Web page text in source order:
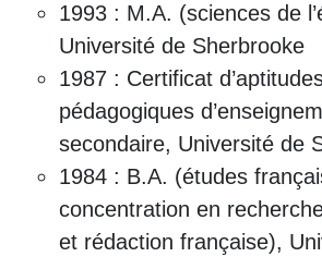
1993 : M.A. (sciences de
Université de Sherbrooke
1987 : Certificat
pédagogiques
secondaire, Université de
1984 : B.A. (études
concentration en
et rédaction française),